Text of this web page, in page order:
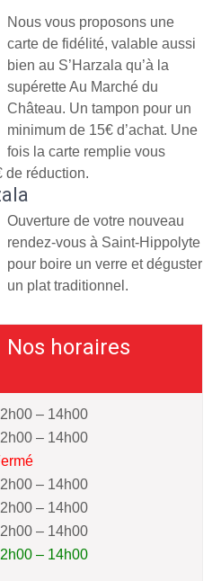
Nous vous proposons une
carte de fidélité, valable aussi
bien au S’Harzala qu’à la
supérette Au Marché du
Château. Un tampon pour un
minimum de 15€ d’achat. Une
fois la carte remplie vous
de réduction.
Ouverture de votre nouveau
rendez-vous à Saint-Hippolyte
pour boire un verre et déguster
un plat traditionnel.
Nos horaires
– 14h00
– 14h00
– 14h00
– 14h00
– 14h00
– 14h00